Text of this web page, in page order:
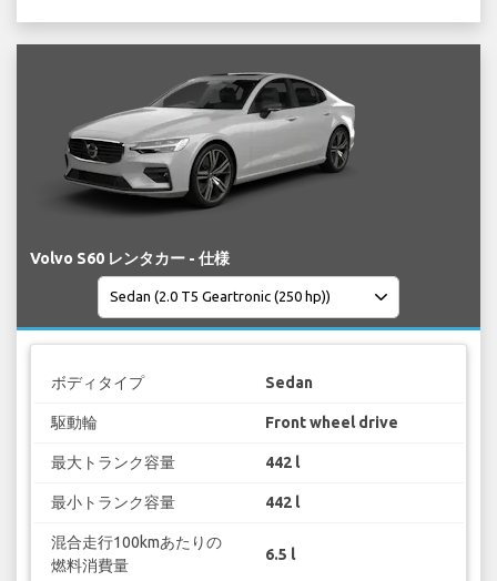
Volvo S60 レンタカー - 仕様
ボディタイプ Sedan
駆動輪 Front wheel drive
最大トランク容量 442 l
最小トランク容量 442 l
混合走行100kmあたりの
燃料消費量
6.5 l